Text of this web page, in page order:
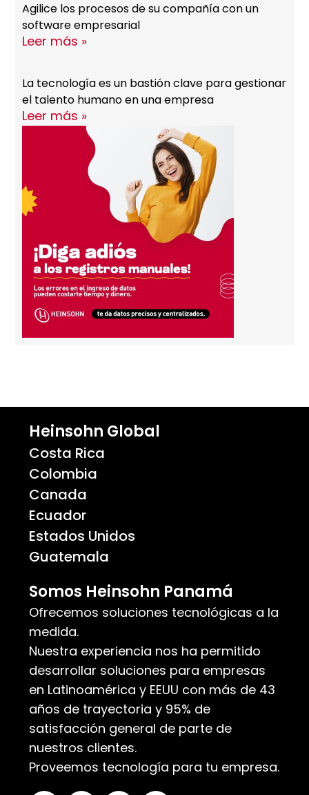
Agilice los procesos de su compañía con un
software empresarial
Leer más »
La tecnología es un bastión clave para gestionar
el talento humano en una empresa
Leer más »
Heinsohn Global
Costa Rica
Colombia
Canada
Ecuador
Estados Unidos
Guatemala
Somos Heinsohn Panamá
Ofrecemos soluciones tecnológicas a la
medida.
Nuestra experiencia nos ha permitido
desarrollar soluciones para empresas
en Latinoamérica y EEUU con más de 43
años de trayectoria y 95% de
satisfacción general de parte de
nuestros clientes.
Proveemos tecnología para tu empresa.